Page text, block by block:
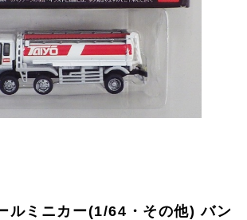
ルミニカー(1/64・その他) バン